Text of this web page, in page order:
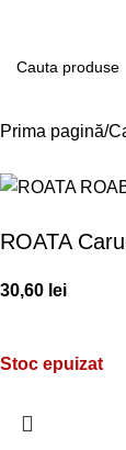
Prima pagină
ROATA
30,60 lei
Stoc epuizat